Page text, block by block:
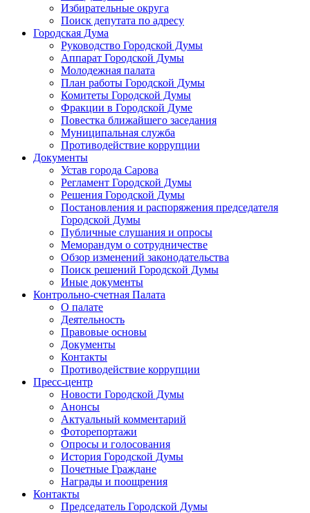
Избирательные округа
Поиск депутата по адресу
Городская Дума
Руководство Городской Думы
Аппарат Городской Думы
Молодежная палата
План работы Городской Думы
Комитеты Городской Думы
Фракции в Городской Думе
Повестка ближайшего заседания
Муниципальная служба
Противодействие коррупции
Документы
Устав города Сарова
Регламент Городской Думы
Решения Городской Думы
Постановления и распоряжения председателя
Городской Думы
Публичные слушания и опросы
Меморандум о сотрудничестве
Обзор изменений законодательства
Поиск решений Городской Думы
Иные документы
Контрольно-счетная Палата
О палате
Деятельность
Правовые основы
Документы
Контакты
Противодействие коррупции
Пресс-центр
Новости Городской Думы
Анонсы
Актуальный комментарий
Фоторепортажи
Опросы и голосования
История Городской Думы
Почетные Граждане
Награды и поощрения
Контакты
Председатель Городской Думы